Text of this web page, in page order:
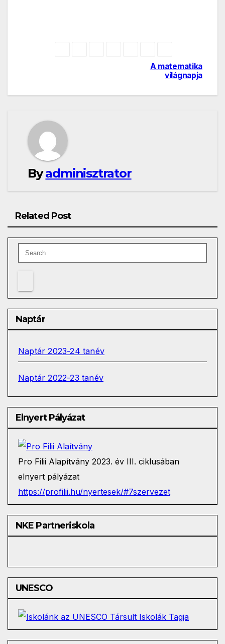
navigáció
A matematika
világnapja
Byadminisztrator
Related Post
Naptár
Naptár 2023-24 tanév
Naptár 2022-23 tanév
Elnyert Pályázat
Pro Filii Alapítvány 2023. év III. ciklusában
elnyert pályázat
https://profilii.hu/nyertesek/#7szervezet
NKE Partneriskola
UNESCO